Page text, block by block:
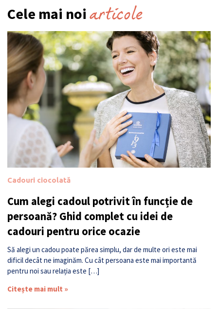
Cele mai noi articole
Cadouri ciocolată
Cum alegi cadoul potrivit în funcție de
persoană? Ghid complet cu idei de
cadouri pentru orice ocazie
Să alegi un cadou poate părea simplu, dar de multe ori este mai
dificil decât ne imaginăm. Cu cât persoana este mai importantă
pentru noi sau relația este […]
Citește mai mult »